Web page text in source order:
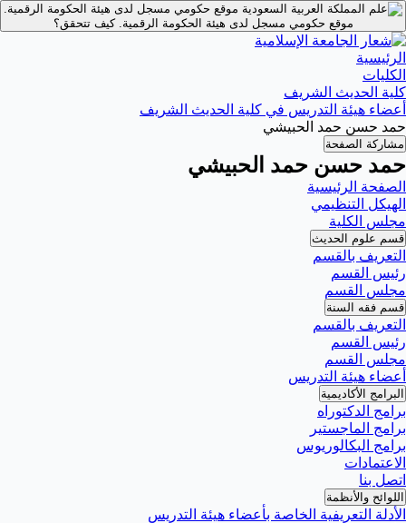
موقع حكومي مسجل لدى هيئة الحكومة الرقمية.
موقع حكومي مسجل لدى هيئة الحكومة الرقمية.كيف تتحقق؟
الرئيسية
الكليات
كلية الحديث الشريف
أعضاء هيئة التدريس في كلية الحديث الشريف
حمد حسن حمد الحبيشي
مشاركة الصفحة
حمد حسن حمد الحبيشي
الصفحة الرئيسية
الهيكل التنظيمي
مجلس الكلية
قسم علوم الحديث
التعريف بالقسم
رئيس القسم
مجلس القسم
قسم فقه السنة
التعريف بالقسم
رئيس القسم
مجلس القسم
أعضاء هيئة التدريس
البرامج الأكاديمية
برامج الدكتوراه
برامج الماجستير
برامج البكالوريوس
الاعتمادات
اتصل بنا
اللوائح والأنظمة
الأدلة التعريفية الخاصة بأعضاء هيئة التدريس